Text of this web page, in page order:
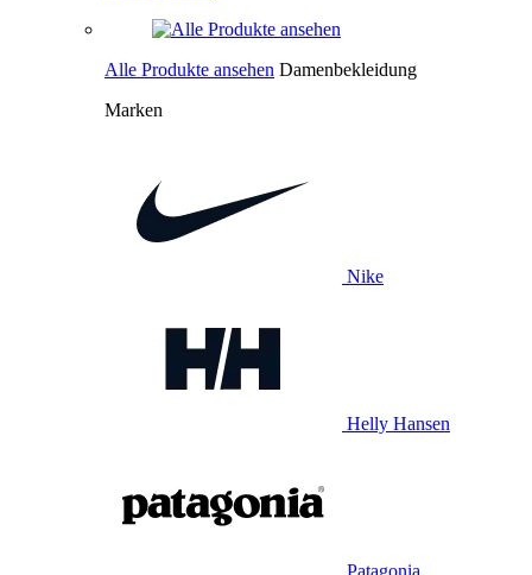
Alle Produkte ansehen Damenbekleidung
Marken
Nike
Helly Hansen
Patagonia